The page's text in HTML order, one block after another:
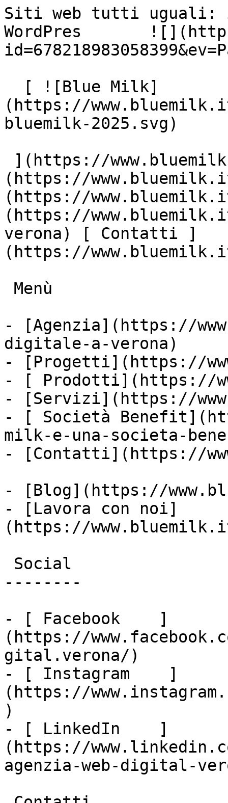
Siti web tutti uguali:
WordPres
(https://
bluemilk-2025.svg)
(https://
(https://
(https://
verona) [ Contatti ]
(https://
- [Agenzia](https://
digitale-a-verona)
- [Progetti](https://
- [ Prodotti](https://
- [Servizi](https://
- [ Società
milk-e-una-societa-
- [Contatti](https://
- [Blog](https://
- [Lavora con noi]
(https://
--------
- [ Facebook    ]
(https://
gital.verona/)
- [ Instagram    ]
(https://
)
- [ LinkedIn    ]
(https://
agenzia-web-digital-